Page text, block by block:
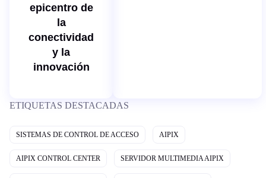
epicentro de
la
conectividad
y la
innovación
ETIQUETAS DESTACADAS
SISTEMAS DE CONTROL DE ACCESO AIPIX
AIPIX CONTROL CENTER SERVIDOR MULTIMEDIA AIPIX